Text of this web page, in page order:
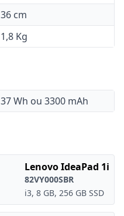
36 cm
1,8 Kg
37 Wh ou 3300 mAh
Lenovo IdeaPad 1i
82VY000SBR
i3, 8 GB, 256 GB SSD